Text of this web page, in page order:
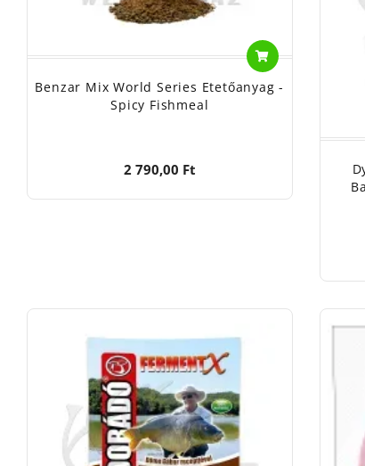
Benzar Mix World Series Etetőanyag -
Spicy Fishmeal
2 790,00 Ft